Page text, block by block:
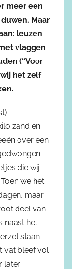
meer een
Maar
leuzen
vlaggen
(“Voor
het zelf
zand en
over een
die wij
we het
maar
deel van
naast het
staan
vat bleef vol
later